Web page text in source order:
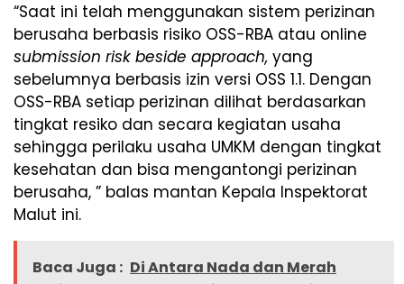
“Saat ini telah menggunakan sistem perizinan
berusaha berbasis risiko OSS-RBA atau online
submission risk beside approach, yang
sebelumnya berbasis izin versi OSS 1.1. Dengan
OSS-RBA setiap perizinan dilihat berdasarkan
tingkat resiko dan secara kegiatan usaha
sehingga perilaku usaha UMKM dengan tingkat
kesehatan dan bisa mengantongi perizinan
berusaha, ” balas mantan Kepala Inspektorat
Malut ini.
Baca Juga : Di Antara Nada dan Merah